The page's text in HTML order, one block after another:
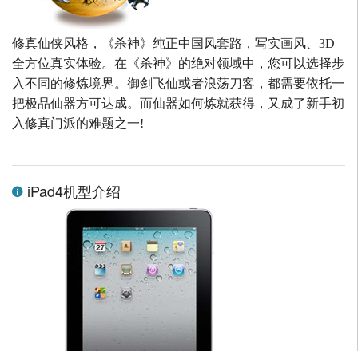
修真仙侠风格，《杀神》纯正中国风套路，写实画风、3D
全方位真实体验。在《杀神》的绝对领域中，您可以选择步
入不同的修炼境界。御剑飞仙或者浪荡刀客，都需要依托一
把极品仙器方可达成。而仙器如何炼就获得，又成了新手初
入修真门派的难题之一!
iPad4机型介绍